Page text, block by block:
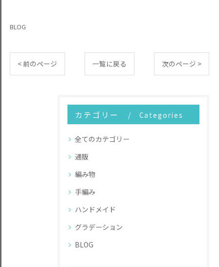
BLOG
< 前のページ 一覧に戻る 次のページ >
カテゴリー Categories
全てのカテゴリー
通販
編み物
手編み
ハンドメイド
グラデーション
BLOG